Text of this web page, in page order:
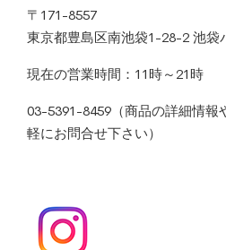
〒171-8557
東京都豊島区南池袋1-28-2 池袋
現在の営業時間：11時～21時
03-5391-8459（商品の詳細情報
軽にお問合せ下さい）